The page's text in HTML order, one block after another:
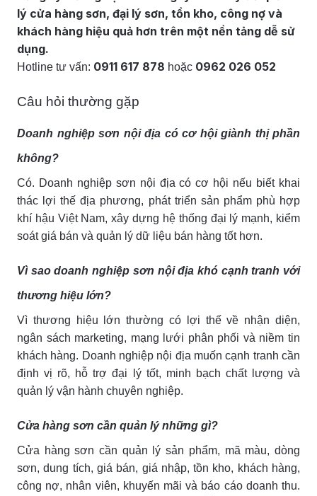
lý cửa hàng sơn, đại lý sơn, tồn kho, công nợ và
khách hàng hiệu quả hơn trên một nền tảng dễ sử
dụng.
Hotline tư vấn: 0911 617 878 hoặc 0962 026 052
Câu hỏi thường gặp
Doanh nghiệp sơn nội địa có cơ hội giành thị phần
không?
Có. Doanh nghiệp sơn nội địa có cơ hội nếu biết khai
thác lợi thế địa phương, phát triển sản phẩm phù hợp
khí hậu Việt Nam, xây dựng hệ thống đại lý mạnh, kiểm
soát giá bán và quản lý dữ liệu bán hàng tốt hơn.
Vì sao doanh nghiệp sơn nội địa khó cạnh tranh với
thương hiệu lớn?
Vì thương hiệu lớn thường có lợi thế về nhận diện,
ngân sách marketing, mạng lưới phân phối và niềm tin
khách hàng. Doanh nghiệp nội địa muốn cạnh tranh cần
định vị rõ, hỗ trợ đại lý tốt, minh bạch chất lượng và
quản lý vận hành chuyên nghiệp.
Cửa hàng sơn cần quản lý những gì?
Cửa hàng sơn cần quản lý sản phẩm, mã màu, dòng
sơn, dung tích, giá bán, giá nhập, tồn kho, khách hàng,
công nợ, nhân viên, khuyến mãi và báo cáo doanh thu.